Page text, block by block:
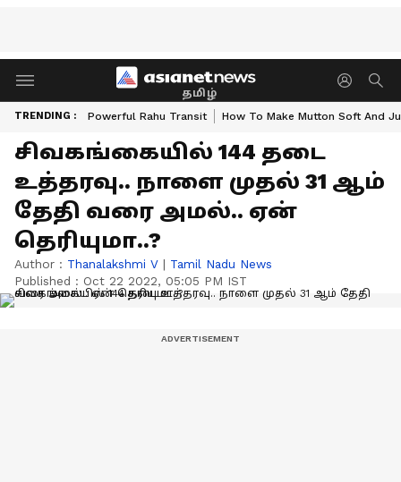
தமிழ்
TRENDING : Powerful Rahu Transit How To Make Mutton Soft And
சிவகங்கையில் 144 தடை
உத்தரவு.. நாளை முதல் 31 ஆம்
தேதி வரை அமல்.. ஏன்
தெரியுமா..?
Author : Thanalakshmi V | Tamil Nadu News
Published : Oct 22 2022, 05:05 PM IST